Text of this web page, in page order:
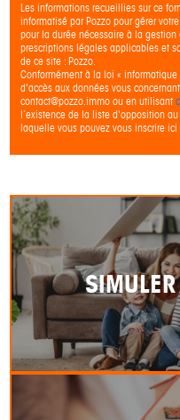
Les informations recueillies sur ce
informatisé par Pozzo pour gérer
pour la durée nécessaire à la
prescriptions légales applicables et
de ce site : Pozzo.
Conformément à la loi «
d'accès aux données vous
contact@pozzo.immo ou en utilisant
l’existence de la liste d'opposition
laquelle vous pouvez vous inscrire ici